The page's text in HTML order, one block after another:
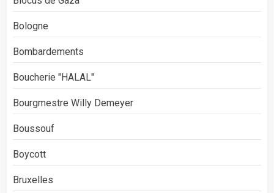
Bologne
Bombardements
Boucherie "HALAL"
Bourgmestre Willy Demeyer
Boussouf
Boycott
Bruxelles